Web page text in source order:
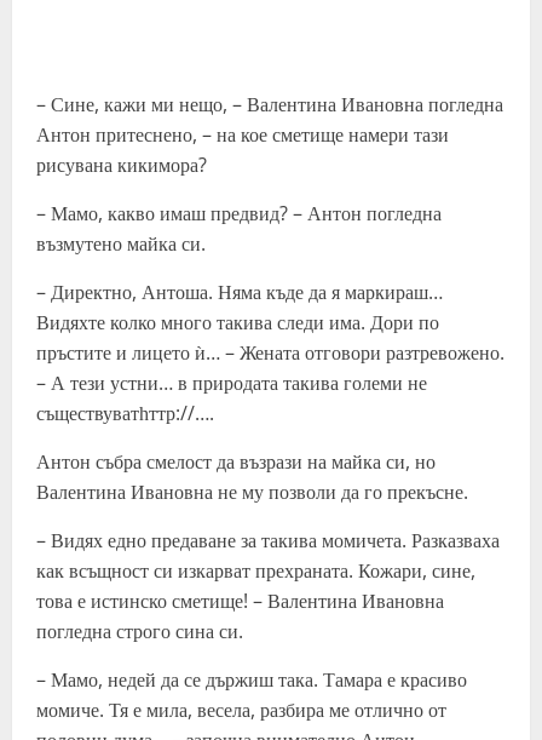
– Сине, кажи ми нещо, – Валентина Ивановна погледна
Антон притеснено, – на кое сметище намери тази
рисувана кикимора?
– Мамо, какво имаш предвид? – Антон погледна
възмутено майка си.
– Директно, Антоша. Няма къде да я маркираш…
Видяхте колко много такива следи има. Дори по
пръстите и лицето ѝ… – Жената отговори разтревожено.
– А тези устни… в природата такива големи не
съществуватһттр://….
Антон събра смелост да възрази на майка си, но
Валентина Ивановна не му позволи да го прекъсне.
– Видях едно предаване за такива момичета. Разказваха
как всъщност си изкарват прехраната. Кожари, сине,
това е истинско сметище! – Валентина Ивановна
погледна строго сина си.
– Мамо, недей да се държиш така. Тамара е красиво
момиче. Тя е мила, весела, разбира ме отлично от